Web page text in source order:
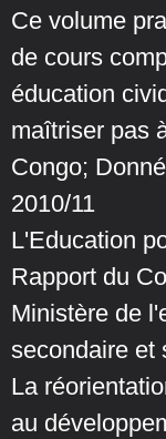
Ce volume
de cours
éducation
maîtriser pas
Congo;
2010/11
L'Education
Rapport du
Ministère de
secondaire et
La
au